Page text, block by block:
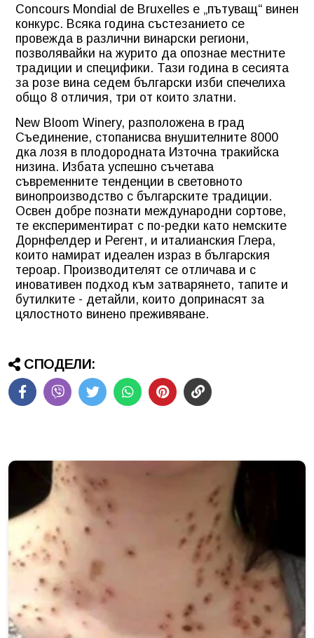
Concours Mondial de Bruxelles е „пътуващ“ винен
конкурс. Всяка година състезанието се
провежда в различни винарски региони,
позволявайки на журито да опознае местните
традиции и специфики. Тази година в сесията
за розе вина седем български изби спечелиха
общо 8 отличия, три от които златни.
New Bloom Winery, разположена в град
Съединение, стопанисва внушителните 8000
дка лозя в плодородната Източна тракийска
низина. Избата успешно съчетава
съвременните тенденции в световното
винопроизводство с българските традиции.
Освен добре познати международни сортове,
те експериментират с по-редки като немските
Дорнфелдер и Регент, и италианския Глера,
които намират идеален израз в българския
тероар. Производителят се отличава и с
иновативен подход към затварянето, тапите и
бутилките - детайли, които допринасят за
цялостното винено преживяване.
СПОДЕЛИ: